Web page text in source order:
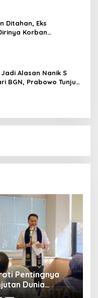
Ditahan, Eks
Korban
Alasan Nanik S
BGN, Prabowo Tunjuk
Pentingnya
Dunia